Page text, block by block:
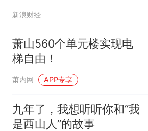
深南大道384米地标双地
新浪财经
萧山560个单元楼实现电
梯自由！
萧内网 APP专享
九年了，我想听听你和“我
是西山人”的故事